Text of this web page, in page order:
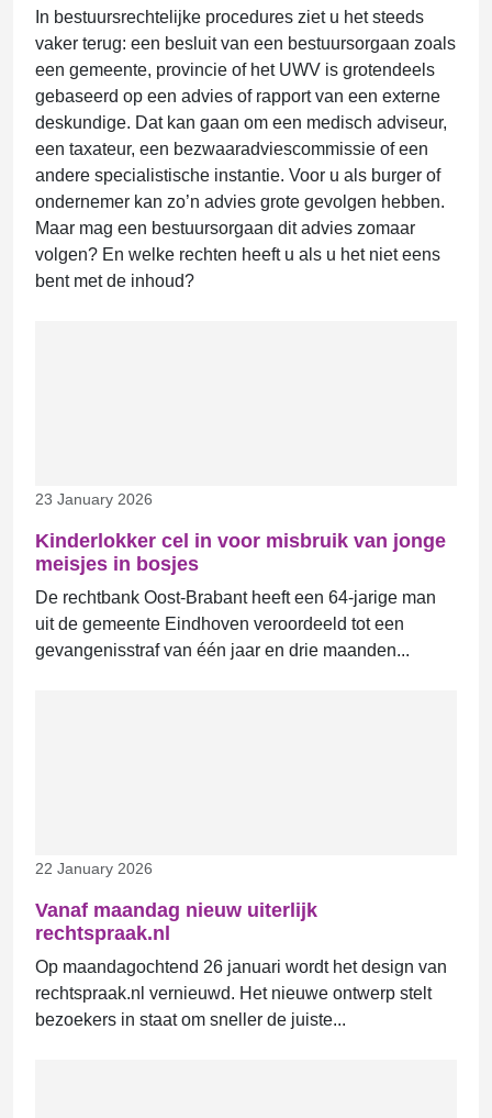
In bestuursrechtelijke procedures ziet u het steeds
vaker terug: een besluit van een bestuursorgaan zoals
een gemeente, provincie of het UWV is grotendeels
gebaseerd op een advies of rapport van een externe
deskundige. Dat kan gaan om een medisch adviseur,
een taxateur, een bezwaaradviescommissie of een
andere specialistische instantie. Voor u als burger of
ondernemer kan zo’n advies grote gevolgen hebben.
Maar mag een bestuursorgaan dit advies zomaar
volgen? En welke rechten heeft u als u het niet eens
bent met de inhoud?
23 January 2026
Kinderlokker cel in voor misbruik van jonge
meisjes in bosjes
De rechtbank Oost-Brabant heeft een 64-jarige man
uit de gemeente Eindhoven veroordeeld tot een
gevangenisstraf van één jaar en drie maanden...
22 January 2026
Vanaf maandag nieuw uiterlijk
rechtspraak.nl
Op maandagochtend 26 januari wordt het design van
rechtspraak.nl vernieuwd. Het nieuwe ontwerp stelt
bezoekers in staat om sneller de juiste...